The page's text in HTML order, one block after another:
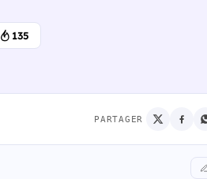
135
PARTAGER